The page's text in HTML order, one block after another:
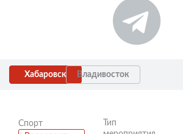
Хабаровск Владивосток
Спорт
Тип